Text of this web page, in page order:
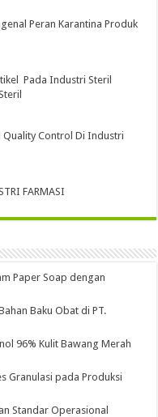
Peran Karantina Produk
Pada Industri Steril
Quality Control Di Industri
FARMASI
Paper Soap dengan
Baku Obat di PT.
96% Kulit Bawang Merah
Granulasi pada Produksi
Standar Operasional